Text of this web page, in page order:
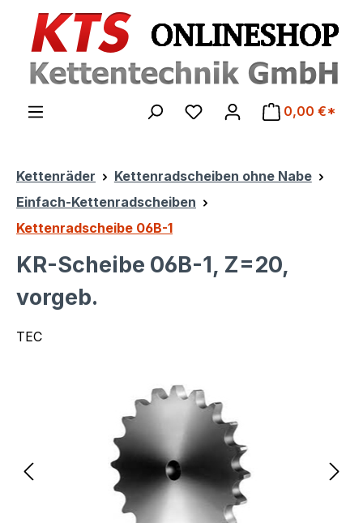
Zum Hauptinhalt springen
0,00 €*
Kettenräder
Kettenradscheiben ohne Nabe
Einfach-Kettenradscheiben
Kettenradscheibe 06B-1
KR-Scheibe 06B-1, Z=20,
vorgeb.
TEC
Bildergalerie überspringen